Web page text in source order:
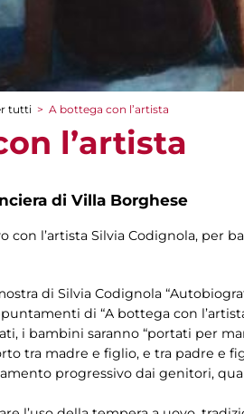
tutti > A bottega con l’artista
l’artista
di Villa Borghese
l’artista Silvia Codignola, per
di Silvia Codignola
di “A bottega con
i bambini saranno “portati per
tra madre e figlio, e tra padre e
progressivo dai genitori,